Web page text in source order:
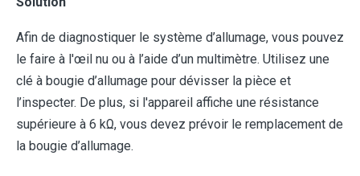
Afin de diagnostiquer le système d’allumage, vous pouvez
le faire à l'œil nu ou à l’aide d’un multimètre. Utilisez une
clé à bougie d’allumage pour dévisser la pièce et
l’inspecter. De plus, si l'appareil affiche une résistance
supérieure à 6 kΩ, vous devez prévoir le remplacement de
la bougie d’allumage.